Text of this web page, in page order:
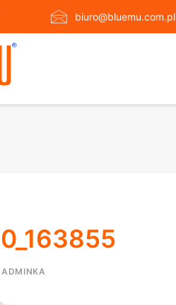
biuro@bluemu.com.pl
ADMINKA